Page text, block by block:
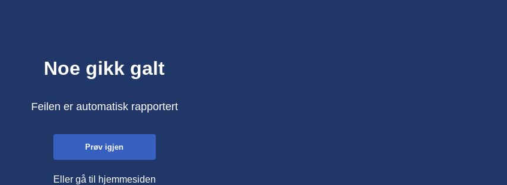
Noe gikk galt
Feilen er automatisk rapportert
Prøv igjen
Eller gå til hjemmesiden